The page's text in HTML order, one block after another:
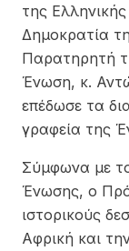
της
Δημοκρατία
Παρατηρητή
Ένωση, κ.
επέδωσε τα
γραφεία της
Σύμφωνα με
Ένωσης, ο
ιστορικούς
Αφρική και